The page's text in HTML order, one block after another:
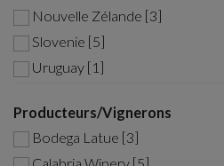
Nouvelle Zélande [3]
Slovenie [5]
Uruguay [1]
Producteurs/Vignerons
Bodega Latue [3]
Calabria Winery [5]